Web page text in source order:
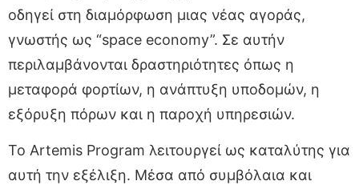
οδηγεί στη διαμόρφωση μιας νέας αγοράς,
γνωστής ως “space economy”. Σε αυτήν
περιλαμβάνονται δραστηριότητες όπως η
μεταφορά φορτίων, η ανάπτυξη υποδομών, η
εξόρυξη πόρων και η παροχή υπηρεσιών.
Το Artemis Program λειτουργεί ως καταλύτης για
αυτή την εξέλιξη. Μέσα από συμβόλαια και